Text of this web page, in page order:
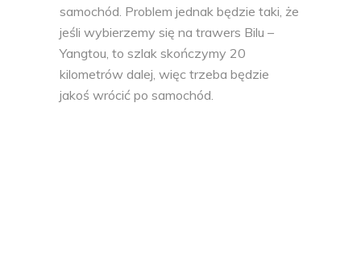
samochód. Problem jednak będzie taki, że
jeśli wybierzemy się na trawers Bilu –
Yangtou, to szlak skończymy 20
kilometrów dalej, więc trzeba będzie
jakoś wrócić po samochód.